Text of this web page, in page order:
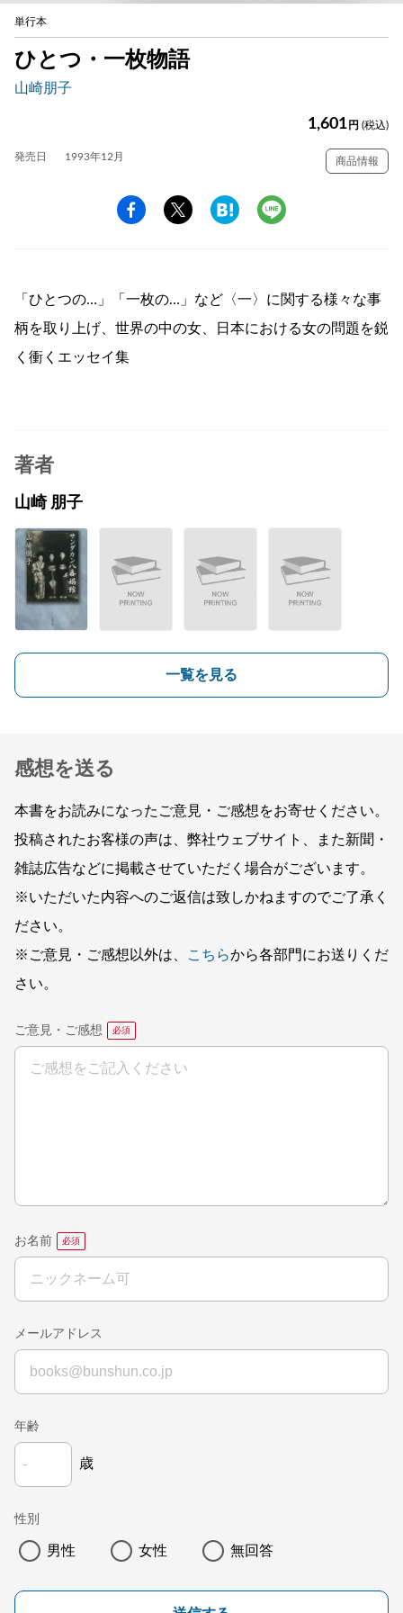
単行本
ひとつ・一枚物語
山崎朋子
1,601 円 (税込)
発売日 1993年12月 商品情報
「ひとつの…」「一枚の…」など〈一〉に関する様々な事
柄を取り上げ、世界の中の女、日本における女の問題を鋭
く衝くエッセイ集
著者
山崎 朋子
一覧を見る
感想を送る
本書をお読みになったご意見・ご感想をお寄せください。
投稿されたお客様の声は、弊社ウェブサイト、また新聞・
雑誌広告などに掲載させていただく場合がございます。
※いただいた内容へのご返信は致しかねますのでご了承く
ださい。
※ご意見・ご感想以外は、
こちらから各部門にお送りくだ
さい。
ご意見・ご感想
お名前
メールアドレス
年齢
歳
性別
男性 女性 無回答